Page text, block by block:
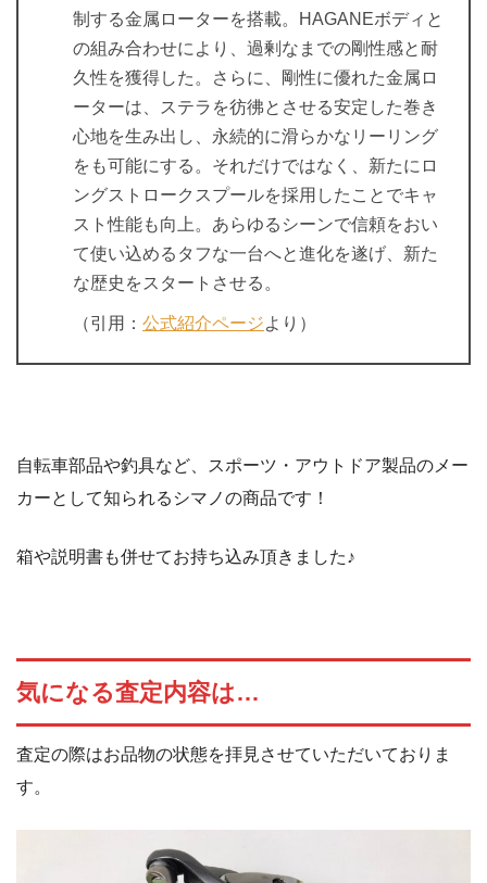
制する金属ローターを搭載。HAGANEボディと
の組み合わせにより、過剰なまでの剛性感と耐
久性を獲得した。さらに、剛性に優れた金属ロ
ーターは、ステラを彷彿とさせる安定した巻き
心地を生み出し、永続的に滑らかなリーリング
をも可能にする。それだけではなく、新たにロ
ングストロークスプールを採用したことでキャ
スト性能も向上。あらゆるシーンで信頼をおい
て使い込めるタフな一台へと進化を遂げ、新た
な歴史をスタートさせる。
（引用： 公式紹介ページより）
自転車部品や釣具など、スポーツ・アウトドア製品のメー
カーとして知られるシマノの商品です！
箱や説明書も併せてお持ち込み頂きました♪
気になる査定内容は…
査定の際はお品物の状態を拝見させていただいておりま
す。